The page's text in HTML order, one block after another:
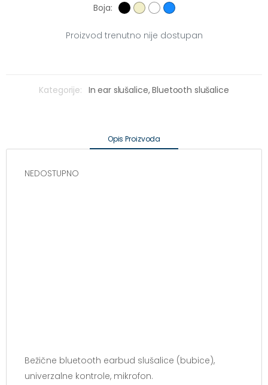
Boja:
Proizvod trenutno nije dostupan
Kategorije: In ear slušalice,Bluetooth slušalice
Opis Proizvoda
NEDOSTUPNO
Bežične bluetooth earbud slušalice (bubice),
univerzalne kontrole, mikrofon.